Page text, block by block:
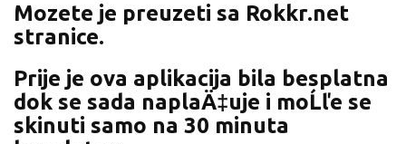
Mozete je preuzeti sa Rokkr.net
stranice.
Prije je ova aplikacija bila besplatna
dok se sada naplaÄ‡uje i moĹľe se
skinuti samo na 30 minuta